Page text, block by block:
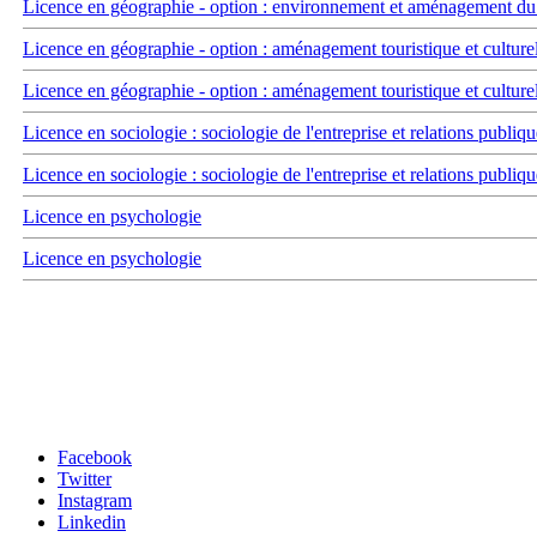
Licence en géographie - option : environnement et aménagement
Licence en géographie - option : aménagement touristique et culturel
Licence en géographie - option : aménagement touristique et culturel
Licence en sociologie : sociologie de l'entreprise et relations
Licence en sociologie : sociologie de l'entreprise et relations
Licence en psychologie
Licence en psychologie
Facebook
Twitter
Instagram
Linkedin